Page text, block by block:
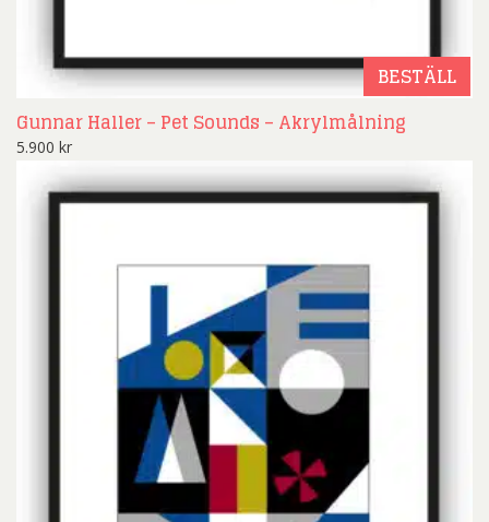
BESTÄLL
Gunnar Haller – Pet Sounds – Akrylmålning
5.900 kr